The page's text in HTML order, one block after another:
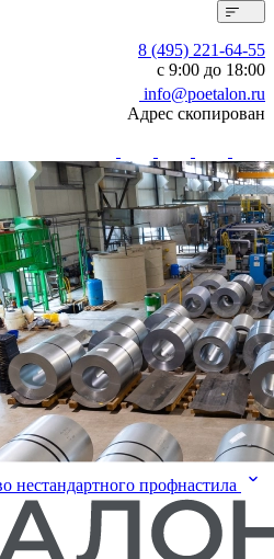
8 (495) 221-64-55
с 9:00 до 18:00
info@poetalon.ru
Адрес скопирован
нестандартного профнастила